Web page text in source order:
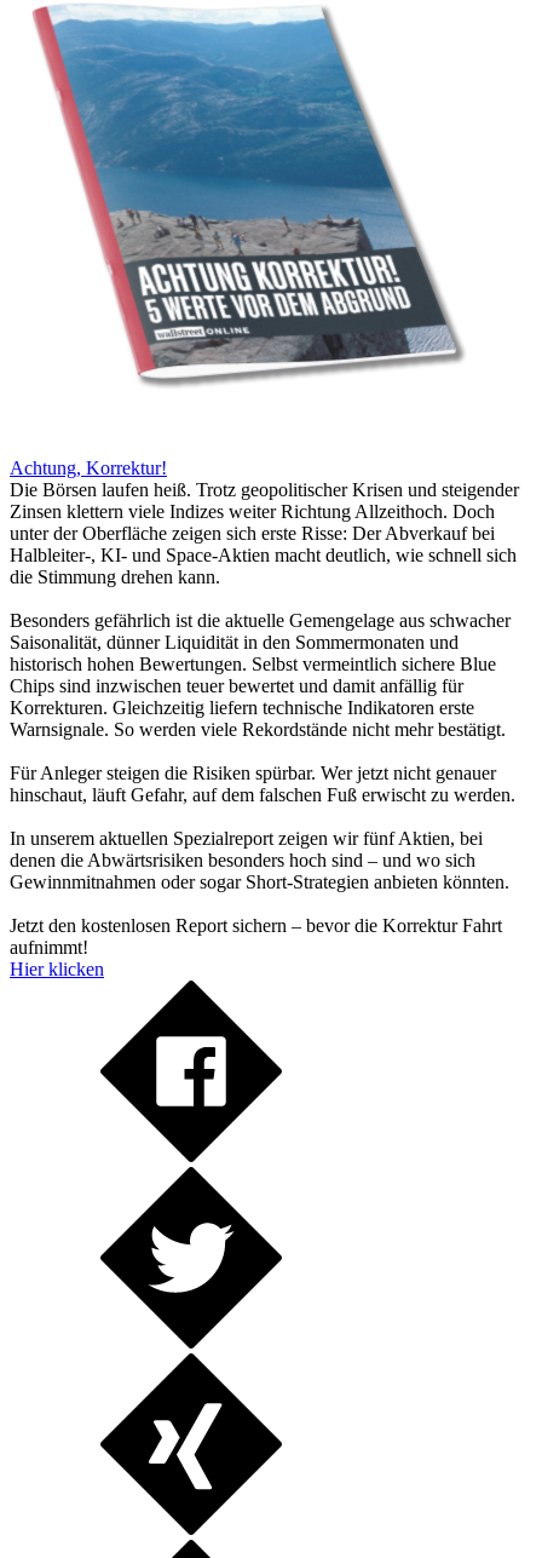
Achtung, Korrektur!
Die Börsen laufen heiß. Trotz geopolitischer Krisen und steigender
Zinsen klettern viele Indizes weiter Richtung Allzeithoch. Doch
unter der Oberfläche zeigen sich erste Risse: Der Abverkauf bei
Halbleiter-, KI- und Space-Aktien macht deutlich, wie schnell sich
die Stimmung drehen kann.
Besonders gefährlich ist die aktuelle Gemengelage aus schwacher
Saisonalität, dünner Liquidität in den Sommermonaten und
historisch hohen Bewertungen. Selbst vermeintlich sichere Blue
Chips sind inzwischen teuer bewertet und damit anfällig für
Korrekturen. Gleichzeitig liefern technische Indikatoren erste
Warnsignale. So werden viele Rekordstände nicht mehr bestätigt.
Für Anleger steigen die Risiken spürbar. Wer jetzt nicht genauer
hinschaut, läuft Gefahr, auf dem falschen Fuß erwischt zu werden.
In unserem aktuellen Spezialreport zeigen wir fünf Aktien, bei
denen die Abwärtsrisiken besonders hoch sind – und wo sich
Gewinnmitnahmen oder sogar Short-Strategien anbieten könnten.
Jetzt den kostenlosen Report sichern – bevor die Korrektur Fahrt
aufnimmt!
Hier klicken